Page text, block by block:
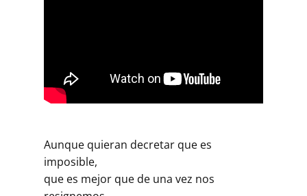
Aunque quieran decretar que es
imposible,
que es mejor que de una vez nos